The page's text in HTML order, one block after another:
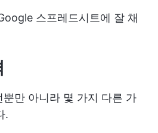
스프레드시트에 잘 채
만 아니라 몇 가지 다른 가
.